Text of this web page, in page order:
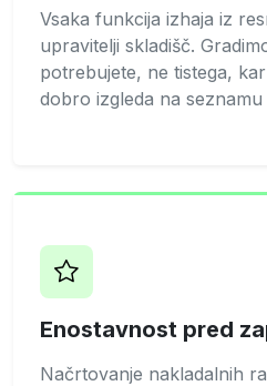
Vsaka funkcija izhaja iz
upravitelji skladišč.
potrebujete, ne tistega,
dobro izgleda na
Enostavnost pred
Načrtovanje nakladalnih